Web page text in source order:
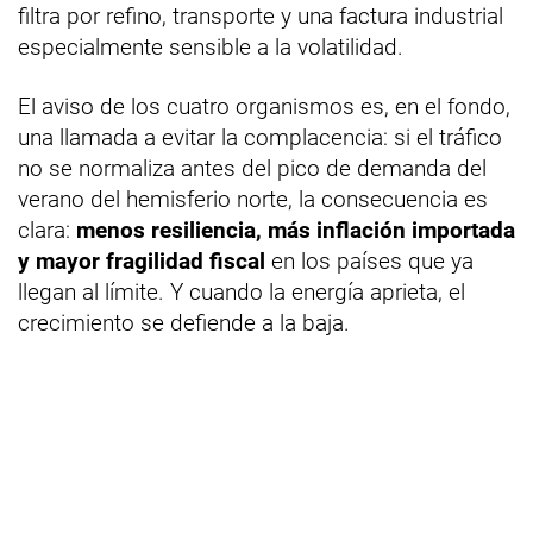
filtra por refino, transporte y una factura industrial
especialmente sensible a la volatilidad.
El aviso de los cuatro organismos es, en el fondo,
una llamada a evitar la complacencia: si el tráfico
no se normaliza antes del pico de demanda del
verano del hemisferio norte, la consecuencia es
clara: menos resiliencia, más inflación importada
y mayor fragilidad fiscal en los países que ya
llegan al límite. Y cuando la energía aprieta, el
crecimiento se defiende a la baja.